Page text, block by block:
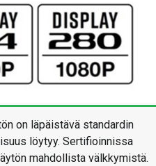
on läpäistävä standardin
löytyy. Sertifioinnissa
mahdollista välkkymistä.